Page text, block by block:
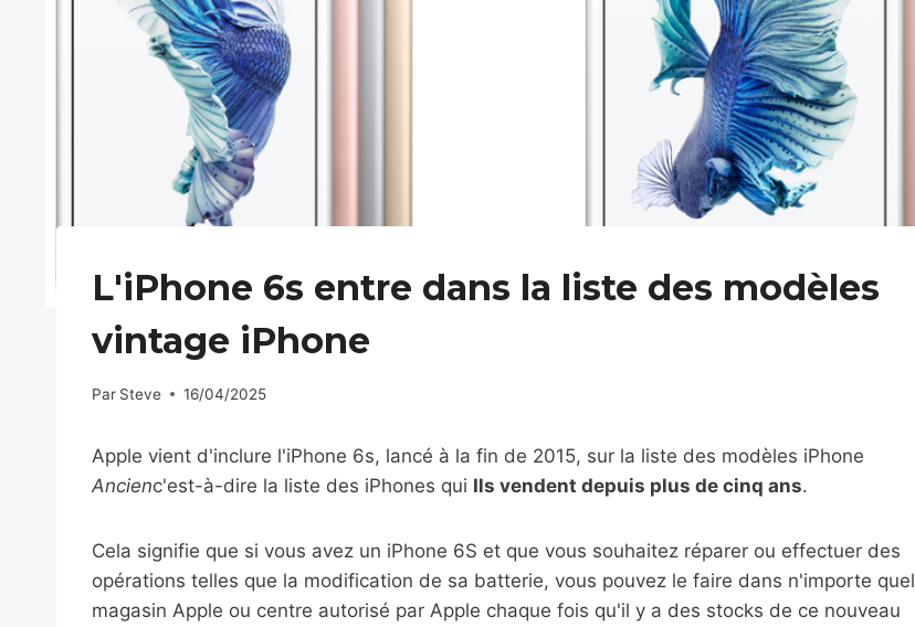
L'iPhone 6s entre dans la liste des modèles
vintage iPhone
Par Steve 16/04/2025
Apple vient d'inclure l'iPhone 6s, lancé à la fin de 2015, sur la liste des modèles iPhone
Ancienc'est-à-dire la liste des iPhones qui Ils vendent depuis plus de cinq ans.
Cela signifie que si vous avez un iPhone 6S et que vous souhaitez réparer ou effectuer des
opérations telles que la modification de sa batterie, vous pouvez le faire dans n'importe quel
magasin Apple ou centre autorisé par Apple chaque fois qu'il y a des stocks de ce nouveau